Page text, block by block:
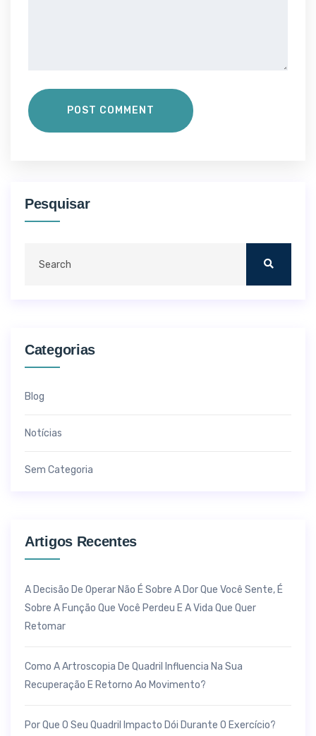
POST COMMENT
Pesquisar
Categorias
Blog
Notícias
Sem Categoria
Artigos Recentes
A Decisão De Operar Não É Sobre A Dor Que Você Sente, É
Sobre A Função Que Você Perdeu E A Vida Que Quer
Retomar
Como A Artroscopia De Quadril Influencia Na Sua
Recuperação E Retorno Ao Movimento?
Por Que O Seu Quadril Impacto Dói Durante O Exercício?